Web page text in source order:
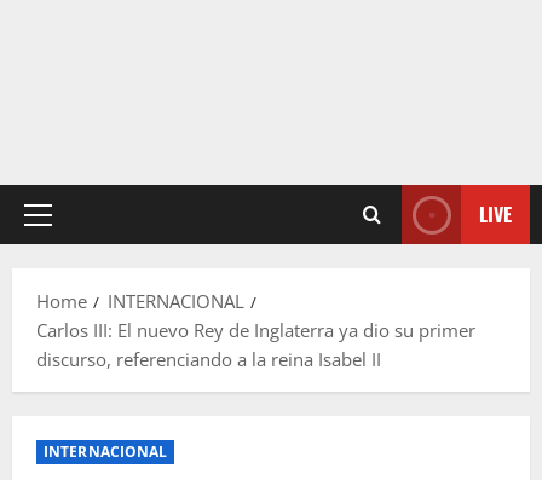
Primary
LIVE
Home
INTERNACIONAL
Carlos III: El nuevo Rey de Inglaterra ya dio su primer
discurso, referenciando a la reina Isabel II
INTERNACIONAL